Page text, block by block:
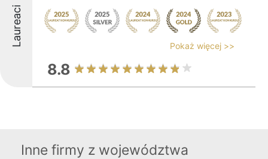
Laureaci Pokaż więcej >>
8.8
Inne firmy z województwa